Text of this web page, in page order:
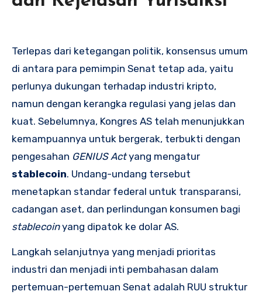
Terlepas dari ketegangan politik, konsensus umum
di antara para pemimpin Senat tetap ada, yaitu
perlunya dukungan terhadap industri kripto,
namun dengan kerangka regulasi yang jelas dan
kuat. Sebelumnya, Kongres AS telah menunjukkan
kemampuannya untuk bergerak, terbukti dengan
pengesahan GENIUS Actyang mengatur
stablecoin. Undang-undang tersebut
menetapkan standar federal untuk transparansi,
cadangan aset, dan perlindungan konsumen bagi
stablecoinyang dipatok ke dolar AS.
Langkah selanjutnya yang menjadi prioritas
industri dan menjadi inti pembahasan dalam
pertemuan-pertemuan Senat adalah RUU struktur